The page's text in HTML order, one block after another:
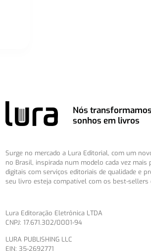
Nós transformamos
sonhos em livros
Surge no mercado a Lura Editorial, com um
no Brasil, inspirada num modelo cada vez mais
digitais com serviços editoriais de qualidade e
seu livro esteja compatível com os best-sellers
Lura Editoração Eletrônica LTDA
CNPJ: 17.671.302/0001-94
LURA PUBLISHING LLC
EIN: 35-2692771